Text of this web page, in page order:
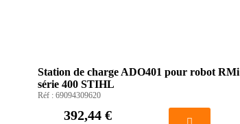
Station de charge ADO401 pour robot RMi
série 400 STIHL
Réf : 69094309620
392,44 €